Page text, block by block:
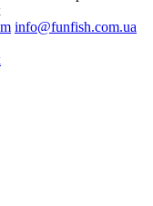
info@funfish.com.ua